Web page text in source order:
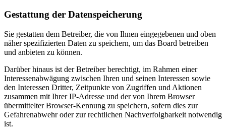
Gestattung der Datenspeicherung
Sie gestatten dem Betreiber, die von Ihnen eingegebenen und oben
näher spezifizierten Daten zu speichern, um das Board betreiben
und anbieten zu können.
Darüber hinaus ist der Betreiber berechtigt, im Rahmen einer
Interessenabwägung zwischen Ihren und seinen Interessen sowie
den Interessen Dritter, Zeitpunkte von Zugriffen und Aktionen
zusammen mit Ihrer IP-Adresse und der von Ihrem Browser
übermittelter Browser-Kennung zu speichern, sofern dies zur
Gefahrenabwehr oder zur rechtlichen Nachverfolgbarkeit notwendig
ist.